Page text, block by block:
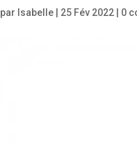
par Isabelle 25 Fév 2022 0